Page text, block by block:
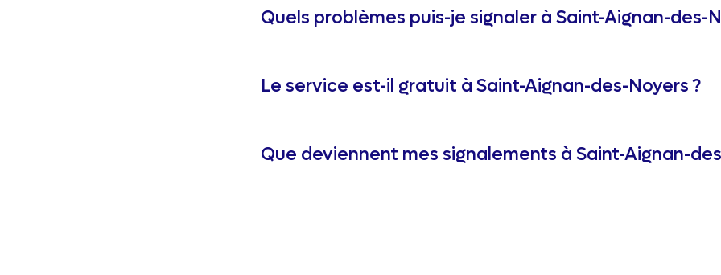
Quels problèmes puis-je signaler à Saint-Aignan-des-
Le service est-il gratuit à Saint-Aignan-des-Noyers ?
Que deviennent mes signalements à Saint-Aignan-